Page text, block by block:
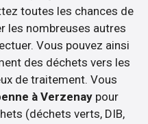
toutes les chances de
les nombreuses autres
Vous pouvez ainsi
des déchets vers les
de traitement. Vous
à Verzenay pour
(déchets verts, DIB,